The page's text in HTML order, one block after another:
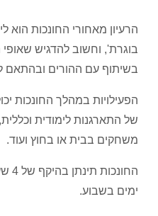
הרעיון מאחורי החונכות הוא
בוגרת', וחשוב להדגיש
בשיתוף עם ההורים ובהתאם
הפעילויות במהלך החונכות
של התארגנות לימודית
משחקים בבית או בחוץ ועוד.
ימים בשבוע.